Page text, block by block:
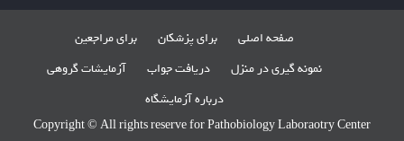
صفحه اصلی برای پزشکان
برای مراجعین
نمونه گیری در منزل
دریافت جواب
آزمایشات گروهی
درباره آزمایشگاه
Copyright © All rights reserve for Pathobiology Laboraotry Center